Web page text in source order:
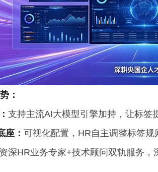
：
支持主流AI大模型引擎加持，让标签
座 ： 可视化配置，HR自主调整标签
资深HR业务专家+技术顾问双轨服务